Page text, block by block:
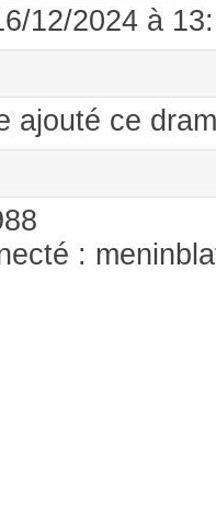
12/2024 à
ajouté ce
: